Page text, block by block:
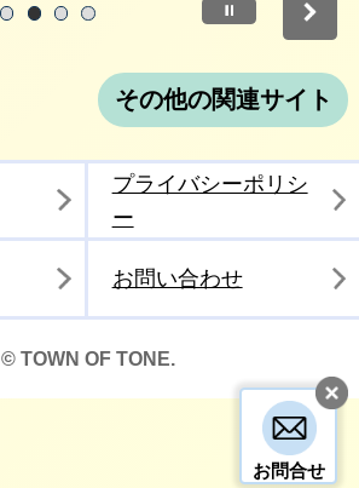
お問合せ
停止
その他の関連サイト
プライバシーポリシ
ー
お問い合わせ
© TOWN OF TONE.